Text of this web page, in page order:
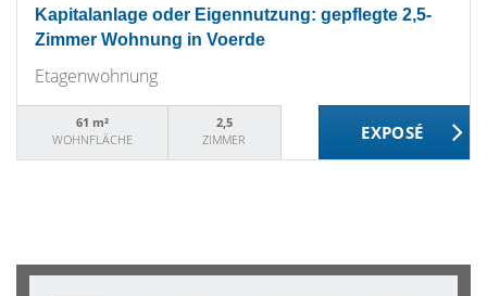
Kapitalanlage oder Eigennutzung: gepflegte 2,5-
Zimmer Wohnung in Voerde
Etagenwohnung
61 m²
WOHNFLÄCHE
2,5
ZIMMER